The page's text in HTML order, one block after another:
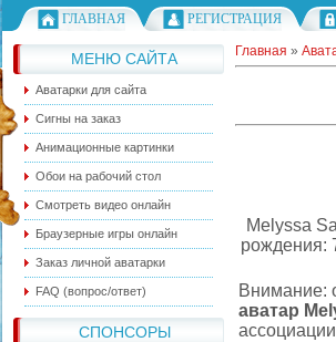
ГЛАВНАЯ
РЕГИСТРАЦИЯ
МЕНЮ САЙТА
Аватарки для сайта
Сигны на заказ
Анимационные картинки
Обои на рабочий стол
Смотреть видео онлайн
Браузерные игры онлайн
Заказ личной аватарки
FAQ (вопрос/ответ)
СПОНСОРЫ
Главная »
Melyssa
рождения:
Внимание:
аватар